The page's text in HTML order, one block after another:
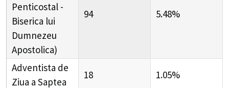
Penticostal -
Biserica lui
Dumnezeu
Apostolica)
94 5.48%
Adventista de
Ziua a Saptea
18 1.05%